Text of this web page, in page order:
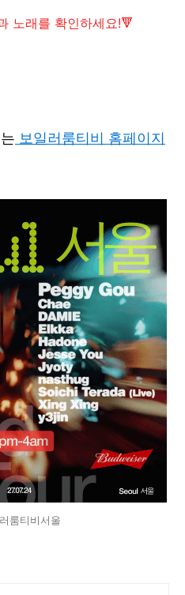
노래를 확인하세요!🔻
보일러룸티비 홈페이지
룸티비서울